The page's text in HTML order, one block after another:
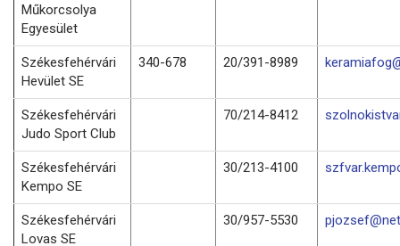
Műkorcsolya
Egyesület
Székesfehérvári
Hevület SE
340-678 20/391-8989
Székesfehérvári
Judo Sport Club
70/214-8412
Székesfehérvári
Kempo SE
30/213-4100
Székesfehérvári
Lovas SE
30/957-5530